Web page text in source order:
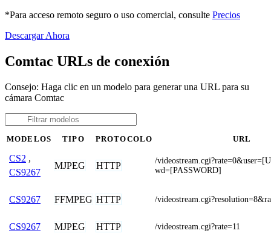
*Para acceso remoto seguro o uso comercial, consulte Precios
Descargar Ahora
Comtac URLs de conexión
Consejo: Haga clic en un modelo para generar una URL para su
cámara Comtac
MODELOS TIPO PROTOCOLO URL
CS2 ,
CS9267
MJPEG HTTP
/
wd=[PASSWORD]
CS9267 FFMPEG HTTP /
CS9267 MJPEG HTTP /videostream.cgi?rate=11